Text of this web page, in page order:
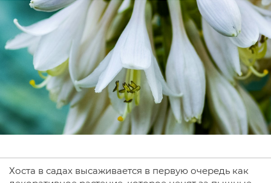
Хоста в садах высаживается в первую очередь как